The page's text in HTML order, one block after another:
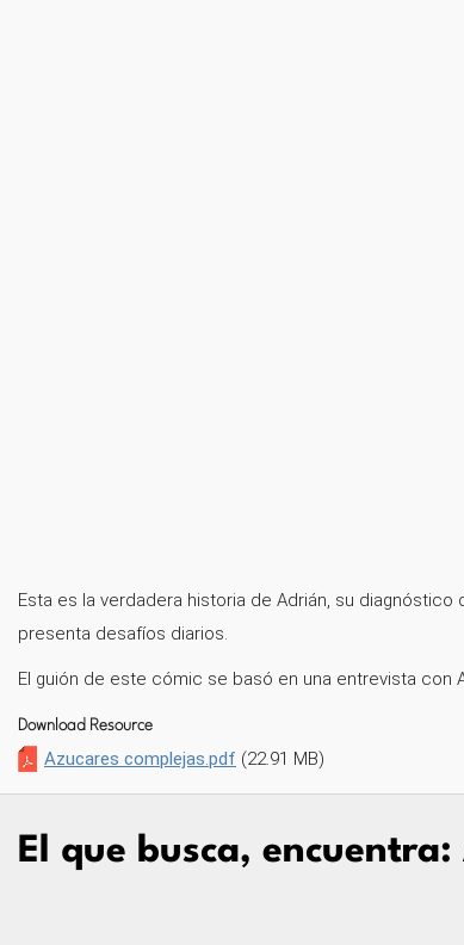
Esta es la verdadera historia de Adrián, su
presenta desafíos diarios.
El guión de este cómic se basó en una entrevista con
Download Resource
Azucares complejas.pdf (22.91 MB)
El que busca,